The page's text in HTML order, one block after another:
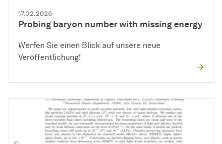
17.02.2026
Probing baryon number with missing energy
Werfen Sie einen Blick auf unsere neue
Veröffentlichung!